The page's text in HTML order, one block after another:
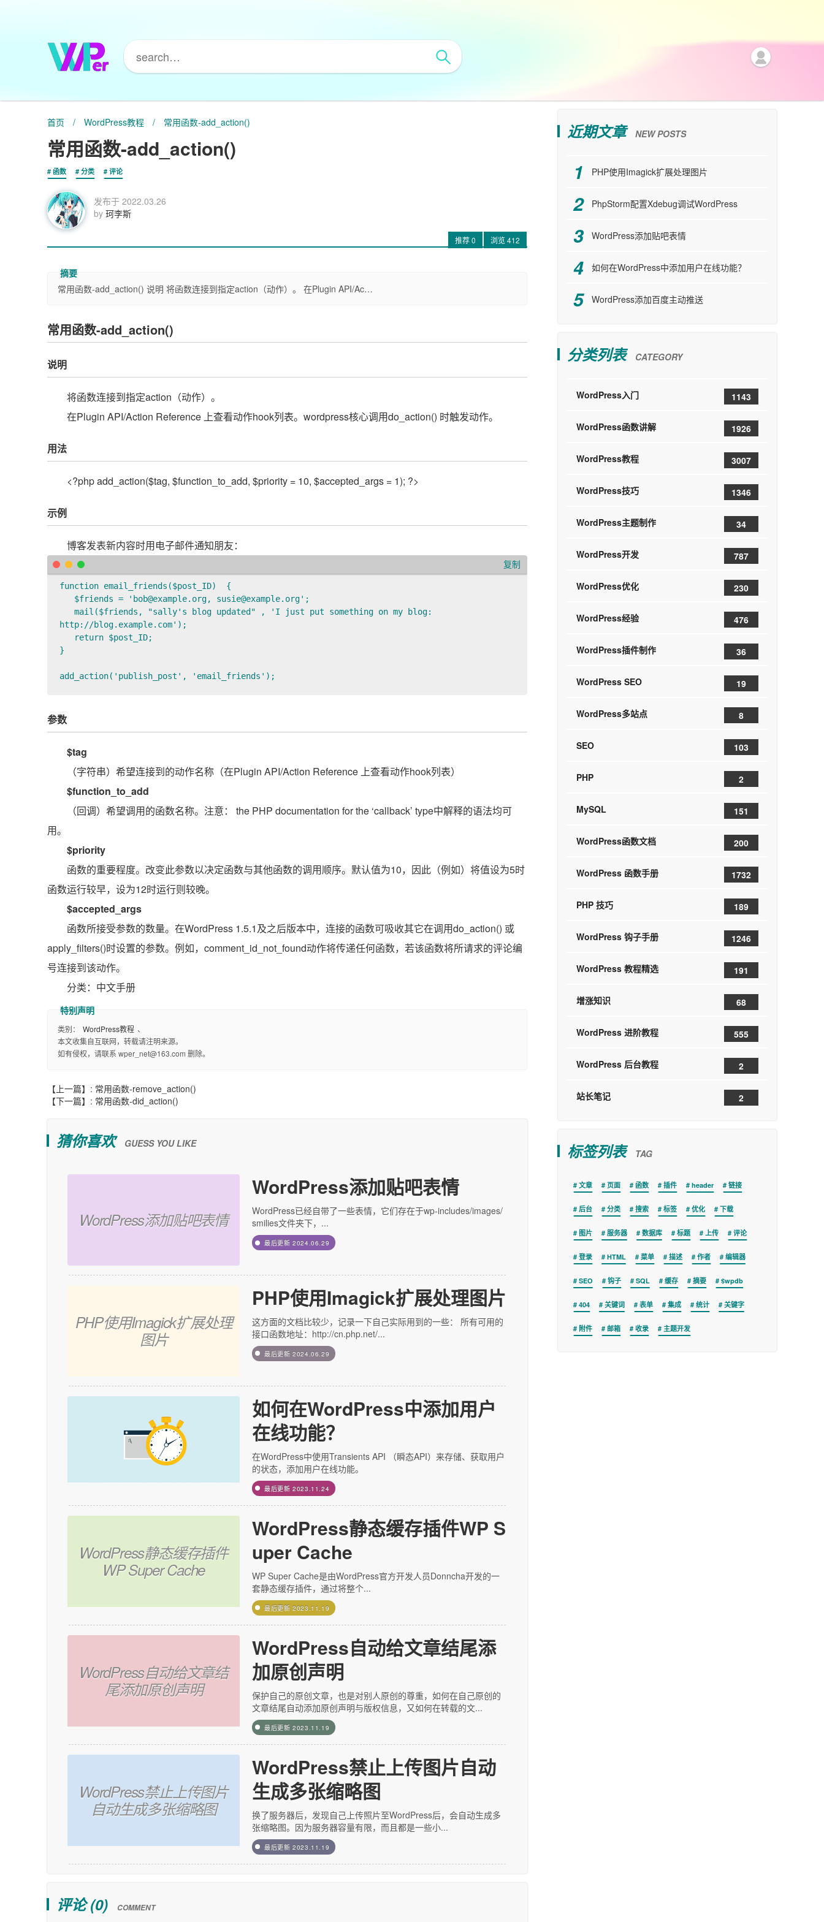
首页 / WordPress教程 / 常用函数-add_action()
常用函数-add_action()
函数 分类 评论
发布于 2022.03.26
by 珂李斯
推荐0 浏览412
常用函数-add_action() 说明 将函数连接到指定action（动作）。 在Plugin API/Ac…
常用函数-add_action()
说明
将函数连接到指定action（动作）。
在Plugin API/Action Reference 上查看动作hook列表。wordpress核心调用do_action() 时触发动作。
用法
<?php add_action($tag, $function_to_add, $priority = 10, $accepted_args = 1); ?>
示例
博客发表新内容时用电子邮件通知朋友：
function email_friends($post_ID)  {
   $friends = 'bob@example.org, susie@example.org';
   mail($friends, "sally's blog updated" , 'I just put something on my blog:
http://blog.example.com');
   return $post_ID;
}
复制
参数
$tag
（字符串）希望连接到的动作名称（在Plugin API/Action Reference 上查看动作hook列表）
$function_to_add
（回调）希望调用的函数名称。注意： the PHP documentation for the ‘callback’ type中解释的语法均可
用。
$priority
函数的重要程度。改变此参数以决定函数与其他函数的调用顺序。默认值为10，因此（例如）将值设为5时
函数运行较早，设为12时运行则较晚。
$accepted_args
函数所接受参数的数量。在WordPress 1.5.1及之后版本中，连接的函数可吸收其它在调用do_action() 或
apply_filters()时设置的参数。例如，comment_id_not_found动作将传递任何函数，若该函数将所请求的评论编
号连接到该动作。
分类：中文手册
类别： WordPress教程 、
本文收集自互联网，转载请注明来源。
如有侵权，请联系 wper_net@163.com 删除。
【上一篇】: 常用函数-remove_action()
【下一篇】: 常用函数-did_action()
猜你喜欢 GUESS YOU LIKE
WordPress添加贴吧表情
WordPress添加贴吧表情
WordPress已经自带了一些表情，它们存在于wp-includes/images/
smilies文件夹下，...
最后更新2024.06.29
PHP使用Imagick扩展处理
图片
PHP使用Imagick扩展处理图片
这方面的文档比较少，记录一下自己实际用到的一些： 所有可用的
接口函数地址：http://cn.php.net/...
最后更新2024.06.29
如何在WordPress中添加用户
在线功能？
在WordPress中使用Transients API （瞬态API）来存储、获取用户
的状态，添加用户在线功能。
最后更新2023.11.24
WordPress静态缓存插件
WP Super Cache
WordPress静态缓存插件WP S
uper Cache
WP Super Cache是由WordPress官方开发人员Donncha开发的一
套静态缓存插件，通过将整个...
最后更新2023.11.19
WordPress自动给文章结
尾添加原创声明
WordPress自动给文章结尾添
加原创声明
保护自己的原创文章，也是对别人原创的尊重，如何在自己原创的
文章结尾自动添加原创声明与版权信息，又如何在转载的文...
最后更新2023.11.19
WordPress禁止上传图片
自动生成多张缩略图
WordPress禁止上传图片自动
生成多张缩略图
换了服务器后，发现自己上传照片至WordPress后，会自动生成多
张缩略图。因为服务器容量有限，而且都是一些小...
最后更新2023.11.19
评论 (0) COMMENT
近期文章 NEW POSTS
PHP使用Imagick扩展处理图片
PhpStorm配置Xdebug调试WordPress
WordPress添加贴吧表情
如何在WordPress中添加用户在线功能？
WordPress添加百度主动推送
分类列表 CATEGORY
WordPress入门 1143
WordPress函数讲解 1926
WordPress教程 3007
WordPress技巧 1346
WordPress主题制作 34
WordPress开发 787
WordPress优化 230
WordPress经验 476
WordPress插件制作 36
WordPress SEO 19
WordPress多站点 8
SEO 103
PHP 2
MySQL 151
WordPress函数文档 200
WordPress 函数手册 1732
PHP 技巧 189
WordPress 钩子手册 1246
WordPress 教程精选 191
增涨知识 68
WordPress 进阶教程 555
WordPress 后台教程 2
站长笔记 2
标签列表 TAG
文章 页面 函数 插件 header 链接
后台 分类 搜索 标签 优化 下载
图片 服务器 数据库 标题 上传 评论
登录 HTML 菜单 描述 作者 编辑器
SEO 钩子 SQL 缓存 摘要 $wpdb
404 关键词 表单 集成 统计 关键字
附件 邮箱 收录 主题开发